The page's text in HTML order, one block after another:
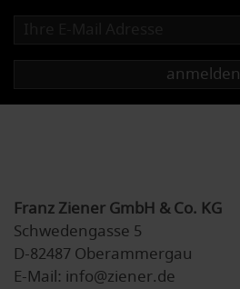
anmelden
Franz Ziener GmbH & Co. KG
Schwedengasse 5
D-82487 Oberammergau
E-Mail: info@ziener.de